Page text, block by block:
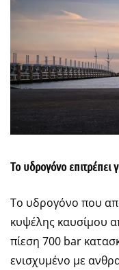
Το υδρογόνο
Το υδρογόνο που
κυψέλης καυσίμου
πίεση 700 bar
ενισχυμένο με